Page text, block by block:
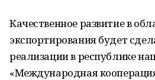
Качественное развитие в
экспортирования будет
реализации в республике
«Международная